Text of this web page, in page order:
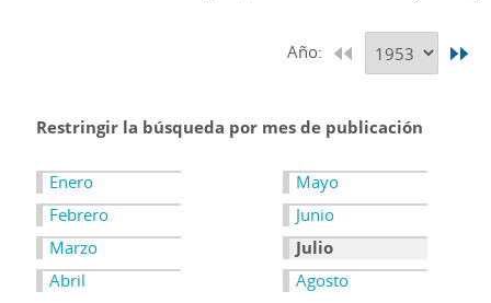
Año:
Restringir la búsqueda por mes de publicación
Enero
Febrero
Marzo
Abril
Mayo
Junio
Julio
Agosto